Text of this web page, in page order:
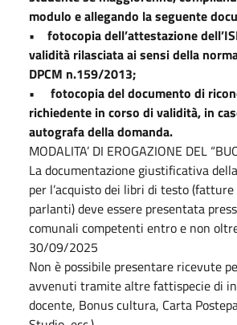
modulo e allegando la seguente
• fotocopia dell’attestazione
validità rilasciata ai sensi della
DPCM n.159/2013;
• fotocopia del documento di
richiedente in corso di validità, in
autografa della domanda.
MODALITA’ DI EROGAZIONE DEL
La documentazione giustificativa
per l’acquisto dei libri di testo
parlanti) deve essere presentata
comunali competenti entro e non
30/09/2025
Non è possibile presentare ricevute
avvenuti tramite altre fattispecie di
docente, Bonus cultura, Carta